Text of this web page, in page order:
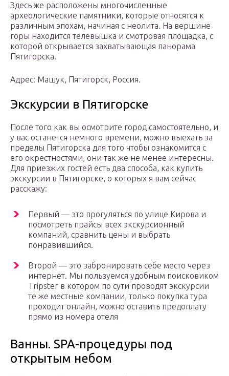
Здесь же расположены многочисленные
археологические памятники, которые относятся к
различным эпохам, начиная с неолита. На вершине
горы находится телевышка и смотровая площадка, с
которой открывается захватывающая панорама
Пятигорска.
Адрес: Машук, Пятигорск, Россия.
Экскурсии в Пятигорске
После того как вы осмотрите город самостоятельно, и
у вас останется немного времени, можно выехать за
пределы Пятигорска для того чтобы ознакомится с
его окрестностями, они так же не менее интересны.
Для приезжих гостей есть два способа, как купить
экскурсии в Пятигорске, о которых я вам сейчас
расскажу:
Первый — это прогуляться по улице Кирова и
посмотреть прайсы всех экскурсионный
компаний, сравнить цены и выбрать
понравившийся.
Второй — это забронировать себе место через
интернет. Мы пользуемся удобным поисковиком
Tripster в котором по сути проводят экскурсии
те же местные компании, только покупка тура
проходит онлайн, можно оставить предоплату
прямо из номера отеля
Ванны. SPA-процедуры под
открытым небом